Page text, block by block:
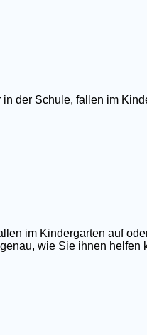
der Schule, fallen im
im Kindergarten auf
wie Sie ihnen helfen